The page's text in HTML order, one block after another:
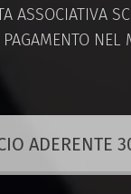
ASSOCIATIVA
NEL
ADERENTE